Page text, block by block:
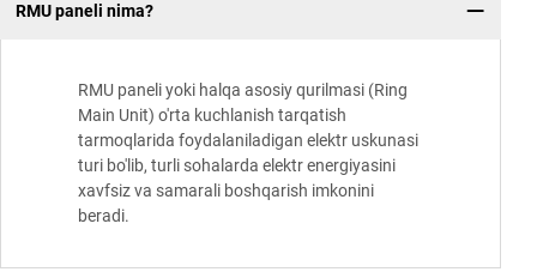
RMU paneli nima?
RMU paneli yoki halqa asosiy qurilmasi (Ring
Main Unit) o'rta kuchlanish tarqatish
tarmoqlarida foydalaniladigan elektr uskunasi
turi bo'lib, turli sohalarda elektr energiyasini
xavfsiz va samarali boshqarish imkonini
beradi.